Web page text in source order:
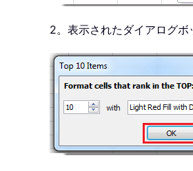
2。表示されたダイアログボ